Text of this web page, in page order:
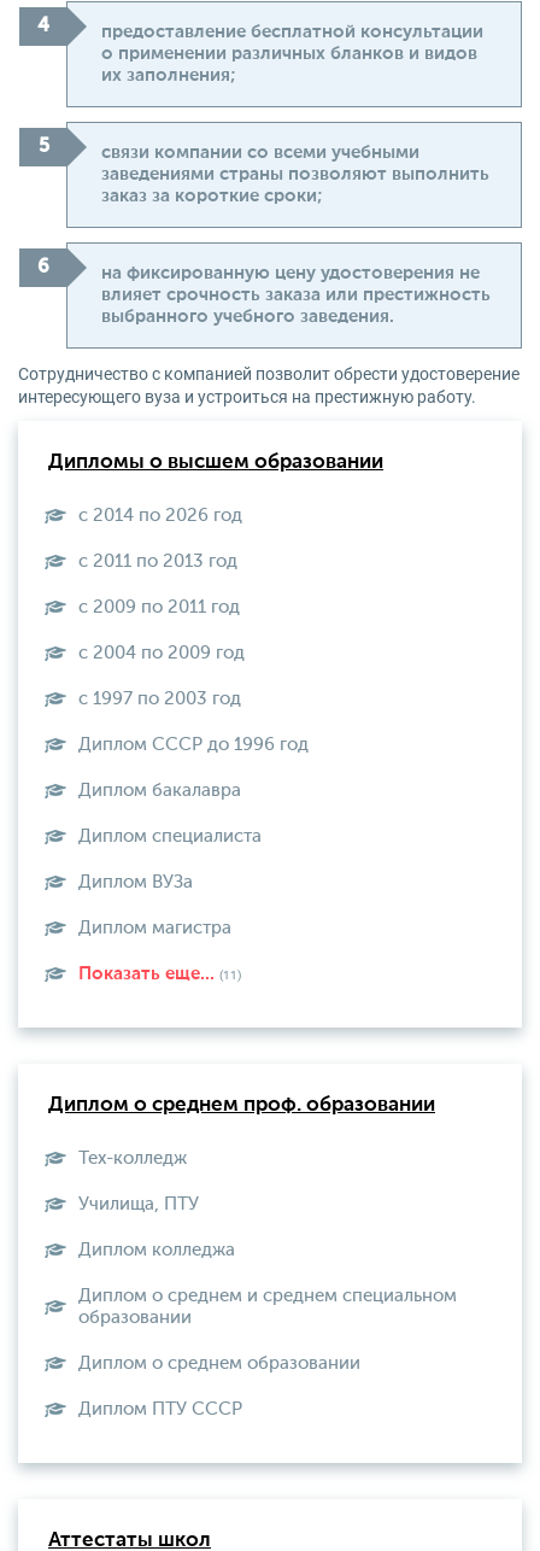
предоставление бесплатной консультации
о применении различных бланков и видов
их заполнения;
связи компании со всеми учебными
заведениями страны позволяют выполнить
заказ за короткие сроки;
на фиксированную цену удостоверения не
влияет срочность заказа или престижность
выбранного учебного заведения.
Сотрудничество с компанией позволит обрести удостоверение
интересующего вуза и устроиться на престижную работу.
Дипломы о высшем образовании
с 2014 по 2026 год
с 2011 по 2013 год
с 2009 по 2011 год
с 2004 по 2009 год
с 1997 по 2003 год
Диплом СССР до 1996 год
Диплом бакалавра
Диплом специалиста
Диплом ВУЗа
Диплом магистра
Показать еще... (11)
Диплом о среднем проф. образовании
Тех-колледж
Училища, ПТУ
Диплом колледжа
Диплом о среднем и среднем специальном
образовании
Диплом о среднем образовании
Диплом ПТУ СССР
Аттестаты школ